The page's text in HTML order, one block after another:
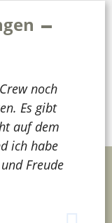
noch
Es gibt
auf dem
ich habe
Freude